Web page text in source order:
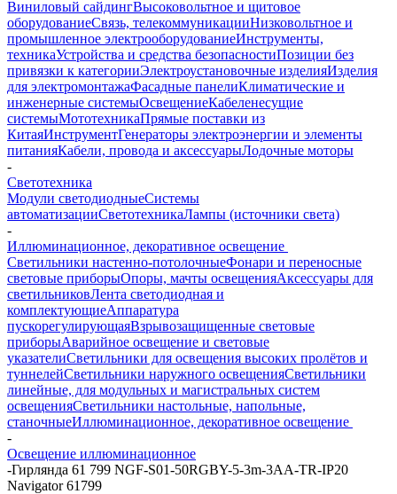
Виниловый сайдингВысоковольтное и щитовое
оборудованиеСвязь, телекоммуникацииНизковольтное и
промышленное электрооборудованиеИнструменты,
техникаУстройства и средства безопасностиПозиции без
привязки к категорииЭлектроустановочные изделияИзделия
для электромонтажаФасадные панелиКлиматические и
инженерные системыОсвещениеКабеленесущие
системыМототехникаПрямые поставки из
КитаяИнструментГенераторы электроэнергии и элементы
питанияКабели, провода и аксессуарыЛодочные моторы
-
Светотехника
Модули светодиодныеСистемы
автоматизацииСветотехникаЛампы (источники света)
-
Иллюминационное, декоративное освещение
Светильники настенно-потолочныеФонари и переносные
световые приборыОпоры, мачты освещенияАксессуары для
светильниковЛента светодиодная и
комплектующиеАппаратура
пускорегулирующаяВзрывозащищенные световые
приборыАварийное освещение и световые
указателиСветильники для освещения высоких пролётов и
туннелейСветильники наружного освещенияСветильники
линейные, для модульных и магистральных систем
освещенияСветильники настольные, напольные,
станочныеИллюминационное, декоративное освещение
-
Освещение иллюминационное
-Гирлянда 61 799 NGF-S01-50RGBY-5-3m-3AA-TR-IP20
Navigator 61799